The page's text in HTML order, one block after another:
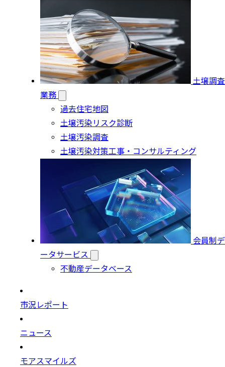
土壌調査
業務
過去住宅地図
土壌汚染リスク診断
土壌汚染調査
土壌汚染対策工事・コンサルティング
会員制デ
ータサービス
不動産データベース
市況レポート
ニュース
モアスマイルズ